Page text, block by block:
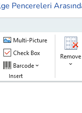
Pencereleri